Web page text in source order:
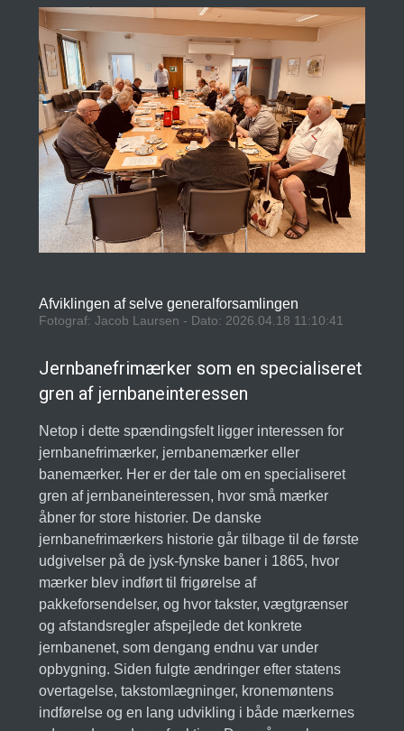
Afviklingen af selve generalforsamlingen
Fotograf: Jacob Laursen - Dato: 2026.04.18 11:10:41
Jernbanefrimærker som en specialiseret
gren af jernbaneinteressen
Netop i dette spændingsfelt ligger interessen for
jernbanefrimærker, jernbanemærker eller
banemærker. Her er der tale om en specialiseret
gren af jernbaneinteressen, hvor små mærker
åbner for store historier. De danske
jernbanefrimærkers historie går tilbage til de første
udgivelser på de jysk-fynske baner i 1865, hvor
mærker blev indført til frigørelse af
pakkeforsendelser, og hvor takster, vægtgrænser
og afstandsregler afspejlede det konkrete
jernbanenet, som dengang endnu var under
opbygning. Siden fulgte ændringer efter statens
overtagelse, takstomlægninger, kronemøntens
indførelse og en lang udvikling i både mærkernes